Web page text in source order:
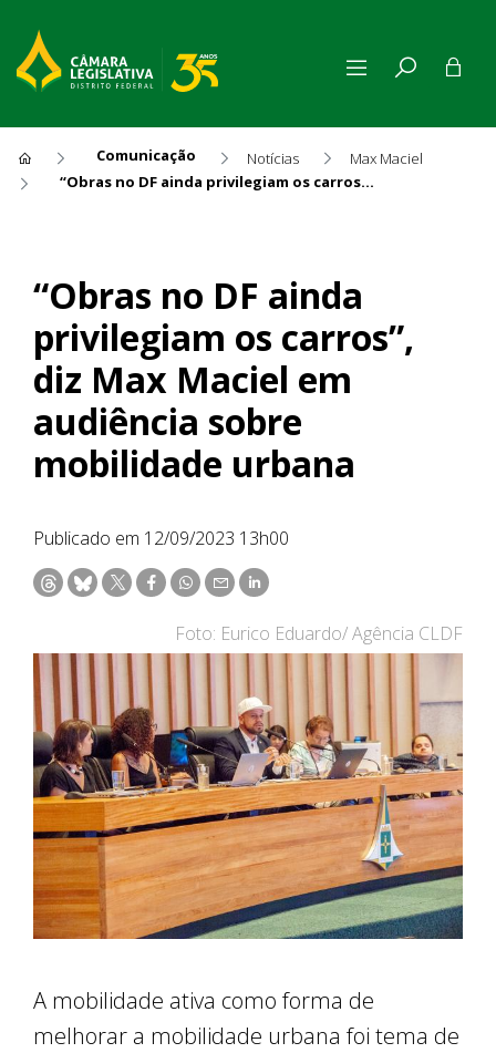
Comunicação Notícias
Max Maciel
“Obras no DF ainda privilegiam os carros”, diz Max Maciel em audiência sobre mobilidade urbana
“Obras no DF ainda
privilegiam os carros”,
diz Max Maciel em
audiência sobre
mobilidade urbana
Publicado em 12/09/2023 13h00
Foto: Eurico Eduardo/ Agência CLDF
A mobilidade ativa como forma de
melhorar a mobilidade urbana foi tema de